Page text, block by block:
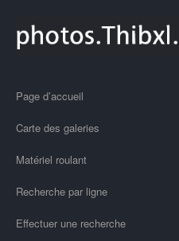
Page d’accueil
Carte des galeries
Matériel roulant
Recherche par ligne
Effectuer une recherche